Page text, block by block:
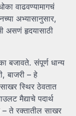
वाढवण्यामागचं
अभ्यासानुसार,
असणं हृदयासाठी
बजावते. संपूर्ण धान्य
बाजरी – हे
स्थिर ठेवतात
मैद्याचे पदार्थ
ते रक्तातील साखर